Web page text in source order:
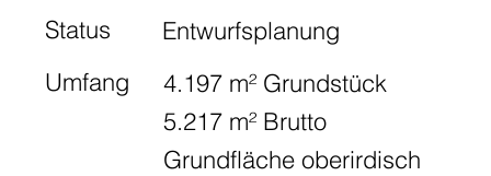
Status
Entwurfsplanung
Umfang
4.197 m² Grundstück
5.217 m² Brutto
Grundfläche oberirdisch